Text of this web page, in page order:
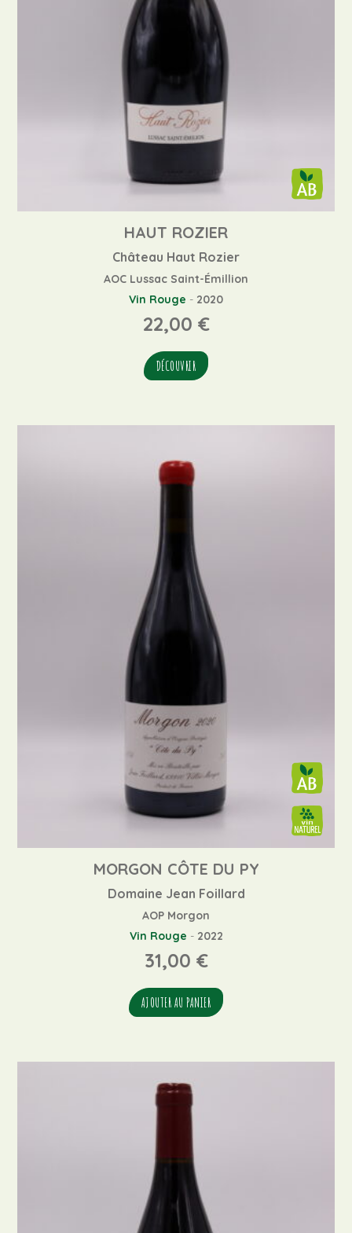
HAUT ROZIER
Château Haut Rozier
AOC Lussac Saint-Émillion
Vin Rouge - 2020
22,00 €
DÉCOUVRIR
MORGON CÔTE DU PY
Domaine Jean Foillard
AOP Morgon
Vin Rouge - 2022
31,00 €
AJOUTER AU PANIER